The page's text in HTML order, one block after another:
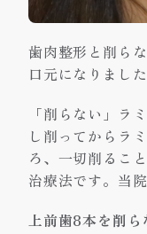
歯肉整形と削ら
口元になりました
「削らない」ラ
し削ってからラ
ろ、一切削るこ
治療法です。当
上前歯8本を削ら